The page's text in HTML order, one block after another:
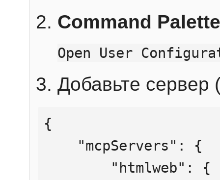
Command Palette
Open User
Добавьте сервер
{